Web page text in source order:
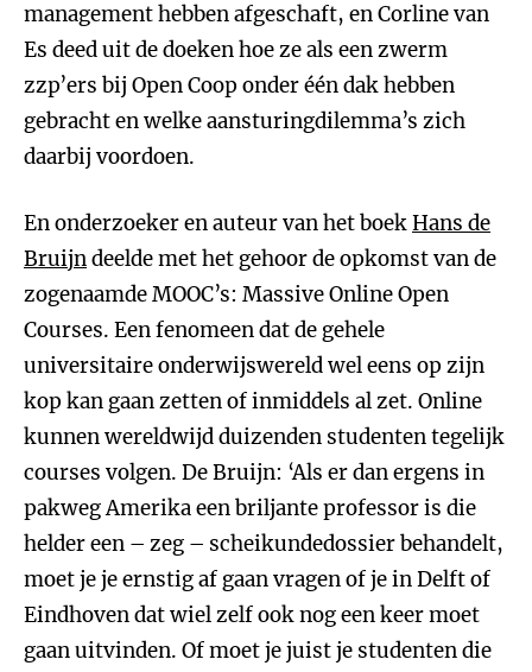
management hebben afgeschaft, en Corline van
Es deed uit de doeken hoe ze als een zwerm
zzp’ers bij Open Coop onder één dak hebben
gebracht en welke aansturingdilemma’s zich
daarbij voordoen.
En onderzoeker en auteur van het boekHans de
Bruijndeelde met het gehoor de opkomst van de
zogenaamde MOOC’s: Massive Online Open
Courses. Een fenomeen dat de gehele
universitaire onderwijswereld wel eens op zijn
kop kan gaan zetten of inmiddels al zet. Online
kunnen wereldwijd duizenden studenten tegelijk
courses volgen. De Bruijn: ‘Als er dan ergens in
pakweg Amerika een briljante professor is die
helder een – zeg – scheikundedossier behandelt,
moet je je ernstig af gaan vragen of je in Delft of
Eindhoven dat wiel zelf ook nog een keer moet
gaan uitvinden. Of moet je juist je studenten die